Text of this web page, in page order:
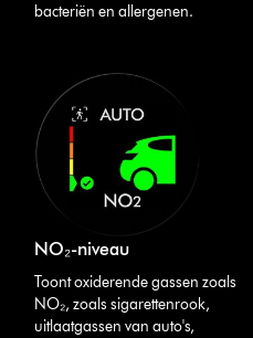
bacteriën en allergenen.
NO₂-niveau
Toont oxiderende gassen zoals
NO₂, zoals sigarettenrook,
uitlaatgassen van auto's,